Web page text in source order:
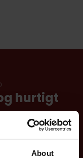
About
hurtigt
eller åbningstider
formularen herunder.